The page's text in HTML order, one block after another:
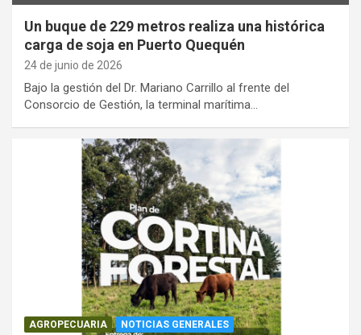
Un buque de 229 metros realiza una histórica
carga de soja en Puerto Quequén
24 de junio de 2026
Bajo la gestión del Dr. Mariano Carrillo al frente del
Consorcio de Gestión, la terminal marítima…
AGROPECUARIA NOTICIAS GENERALES